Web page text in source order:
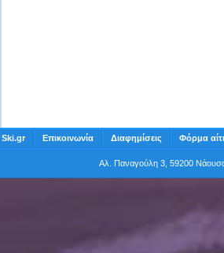
Ski.gr Επικοινωνία Διαφημίσεις Φόρμα
Αλ. Παναγούλη 3, 59200